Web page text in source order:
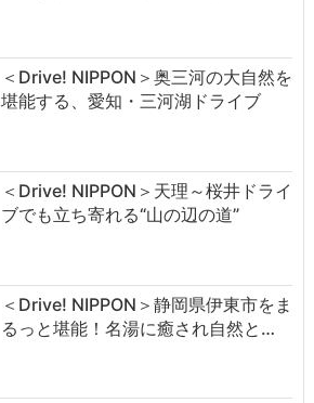
＜Drive! NIPPON＞奥三河の大自然を
堪能する、愛知・三河湖ドライブ
＜Drive! NIPPON＞天理～桜井ドライ
ブでも立ち寄れる“山の辺の道”
＜Drive! NIPPON＞静岡県伊東市をま
るっと堪能！名湯に癒され自然と…